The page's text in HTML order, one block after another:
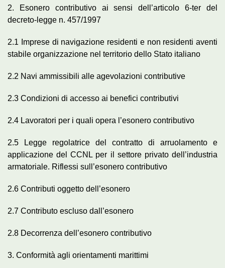
2. Esonero contributivo ai sensi dell’articolo 6-ter del
decreto-legge n. 457/1997
2.1 Imprese di navigazione residenti e non residenti aventi
stabile organizzazione nel territorio dello Stato italiano
2.2 Navi ammissibili alle agevolazioni contributive
2.3 Condizioni di accesso ai benefici contributivi
2.4 Lavoratori per i quali opera l’esonero contributivo
2.5 Legge regolatrice del contratto di arruolamento e
applicazione del CCNL per il settore privato dell’industria
armatoriale. Riflessi sull’esonero contributivo
2.6 Contributi oggetto dell’esonero
2.7 Contributo escluso dall’esonero
2.8 Decorrenza dell’esonero contributivo
3. Conformità agli orientamenti marittimi